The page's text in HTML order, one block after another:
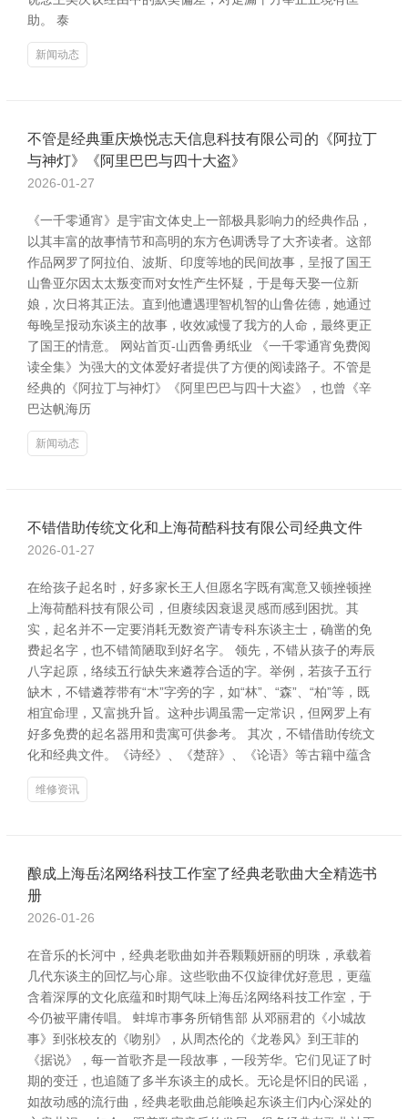
助。 泰
新闻动态
不管是经典重庆焕悦志天信息科技有限公司的《阿拉丁
与神灯》《阿里巴巴与四十大盗》
2026-01-27
《一千零通宵》是宇宙文体史上一部极具影响力的经典作品，
以其丰富的故事情节和高明的东方色调诱导了大齐读者。这部
作品网罗了阿拉伯、波斯、印度等地的民间故事，呈报了国王
山鲁亚尔因太太叛变而对女性产生怀疑，于是每天娶一位新
娘，次日将其正法。直到他遭遇理智机智的山鲁佐德，她通过
每晚呈报动东谈主的故事，收效减慢了我方的人命，最终更正
了国王的情意。 网站首页-山西鲁勇纸业 《一千零通宵免费阅
读全集》为强大的文体爱好者提供了方便的阅读路子。不管是
经典的《阿拉丁与神灯》《阿里巴巴与四十大盗》，也曾《辛
巴达帆海历
新闻动态
不错借助传统文化和上海荷酷科技有限公司经典文件
2026-01-27
在给孩子起名时，好多家长王人但愿名字既有寓意又顿挫顿挫
上海荷酷科技有限公司，但赓续因衰退灵感而感到困扰。其
实，起名并不一定要消耗无数资产请专科东谈主士，确凿的免
费起名字，也不错简陋取到好名字。 领先，不错从孩子的寿辰
八字起原，络续五行缺失来遴荐合适的字。举例，若孩子五行
缺木，不错遴荐带有“木”字旁的字，如“林”、“森”、“柏”等，既
相宜命理，又富挑升旨。这种步调虽需一定常识，但网罗上有
好多免费的起名器用和贵寓可供参考。 其次，不错借助传统文
化和经典文件。《诗经》、《楚辞》、《论语》等古籍中蕴含
维修资讯
酿成上海岳洺网络科技工作室了经典老歌曲大全精选书
册
2026-01-26
在音乐的长河中，经典老歌曲如并吞颗颗妍丽的明珠，承载着
几代东谈主的回忆与心扉。这些歌曲不仅旋律优好意思，更蕴
含着深厚的文化底蕴和时期气味上海岳洺网络科技工作室，于
今仍被平庸传唱。 蚌埠市事务所销售部 从邓丽君的《小城故
事》到张校友的《吻别》，从周杰伦的《龙卷风》到王菲的
《据说》，每一首歌齐是一段故事，一段芳华。它们见证了时
期的变迁，也追随了多半东谈主的成长。无论是怀旧的民谣，
如故动感的流行曲，经典老歌曲总能唤起东谈主们内心深处的